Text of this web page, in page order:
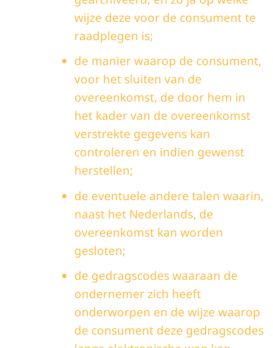
wijze deze voor de consument te
raadplegen is;
de manier waarop de consument,
voor het sluiten van de
overeenkomst, de door hem in
het kader van de overeenkomst
verstrekte gegevens kan
controleren en indien gewenst
herstellen;
de eventuele andere talen waarin,
naast het Nederlands, de
overeenkomst kan worden
gesloten;
de gedragscodes waaraan de
ondernemer zich heeft
onderworpen en de wijze waarop
de consument deze gedragscodes